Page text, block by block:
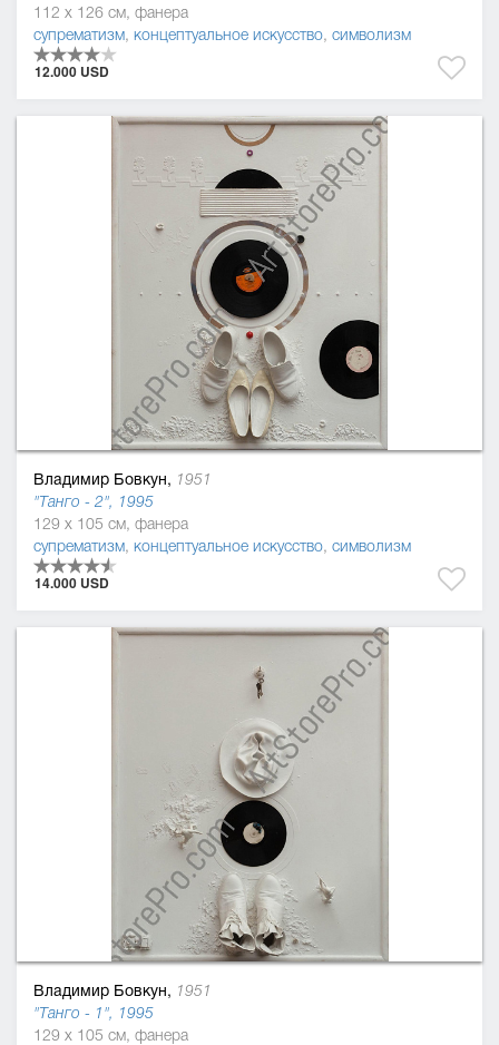
112 x 126 см, фанера
супрематизм, концептуальное искусство, символизм
12.000 USD
Владимир Бовкун, 1951
"Танго - 2", 1995
129 x 105 см, фанера
супрематизм, концептуальное искусство, символизм
14.000 USD
Владимир Бовкун, 1951
"Танго - 1", 1995
129 x 105 см, фанера